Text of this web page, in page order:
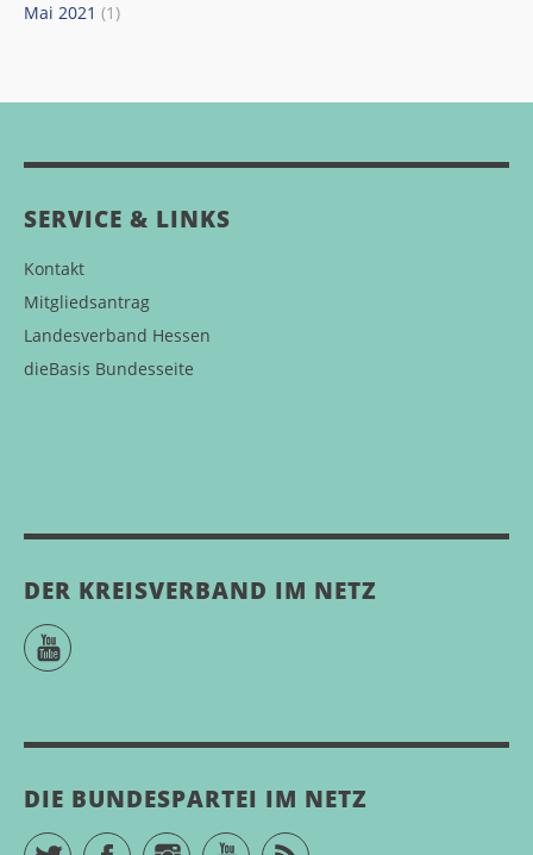
Mai 2021 (1)
SERVICE & LINKS
Kontakt
Mitgliedsantrag
Landesverband Hessen
dieBasis Bundesseite
DER KREISVERBAND IM NETZ
YouTube
DIE BUNDESPARTEI IM NETZ
TwitterFacebookInstagramYouTubeRSS Feed